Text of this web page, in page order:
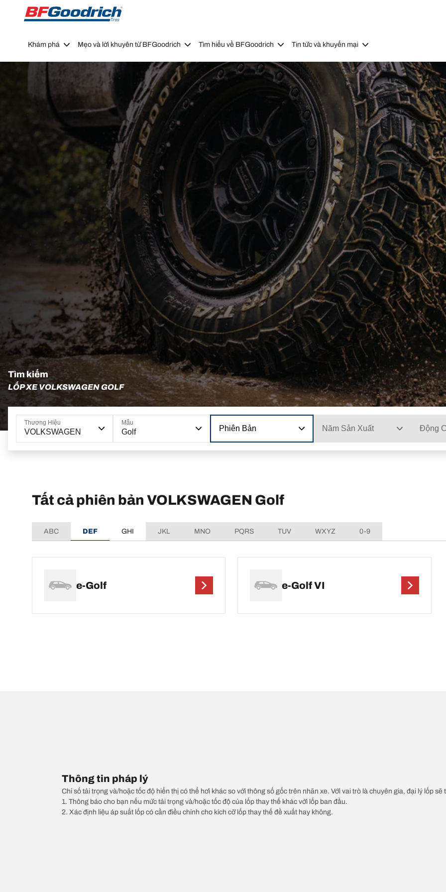
Go to page content Go to page navigation
Khám phá Mẹo và lời khuyên từ BFGoodrich Tìm hiểu về BFGoodrich Tin tức và khuyến mại
Tìm kiếm
LỐP XE VOLKSWAGEN GOLF
Thương Hiệu
VOLKSWAGEN
Mẫu
Golf Phiên Bản Năm Sản Xuất Động
Tất cả phiên bản VOLKSWAGEN Golf
ABC DEF GHI JKL MNO PQRS TUV WXYZ 0-9
e-Golf e-Golf VI
Thông tin pháp lý
Chỉ số tải trọng và/hoặc tốc độ hiển thị có thể hơi khác so với thông số gốc trên nhãn xe. Với vai trò là chuyên gia, đại lý lốp sẽ
1. Thông báo cho bạn nếu mức tải trọng và/hoặc tốc độ của lốp thay thế khác với lốp ban đầu.
2. Xác định liệu áp suất lốp có cần điều chỉnh cho kích cỡ lốp thay thế đề xuất hay không.